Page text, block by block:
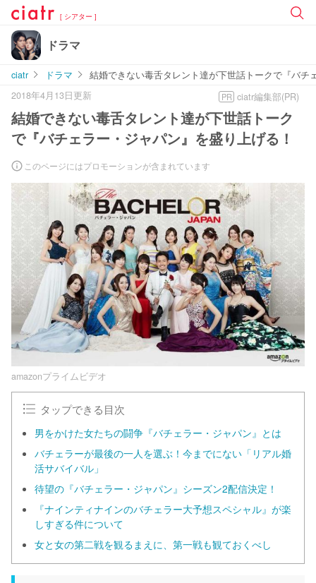
[ シアター ]
ドラマ
ciatr ドラマ
結婚できない毒舌タレント達が下世話トークで『バチ
2018年4月13日更新
PR ciatr編集部(PR)
結婚できない毒舌タレント達が下世話トーク
で『バチェラー・ジャパン』を盛り上げる！
このページにはプロモーションが含まれています
amazonプライムビデオ
タップできる目次
男をかけた女たちの闘争『バチェラー・ジャパン』とは
バチェラーが最後の一人を選ぶ！今までにない「リアル婚
活サバイバル」
待望の『バチェラー・ジャパン』シーズン2配信決定！
『ナインティナインのバチェラー大予想スペシャル』が楽
しすぎる件について
女と女の第二戦を観るまえに、第一戦も観ておくべし